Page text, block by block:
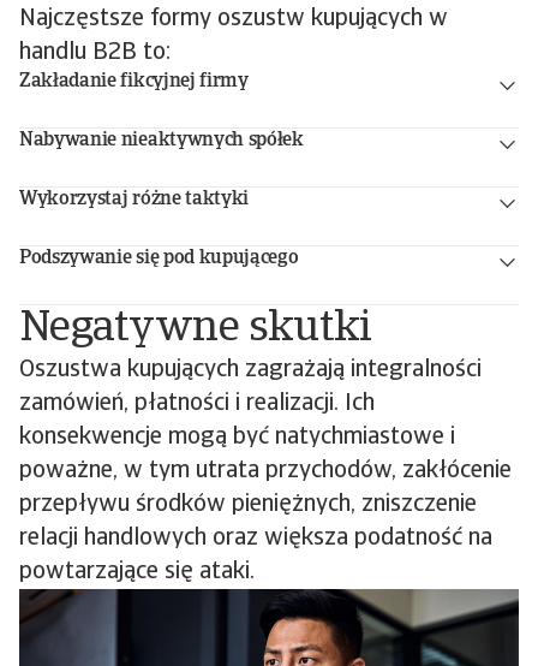
Najczęstsze formy oszustw kupujących w
handlu B2B to:
Zakładanie fikcyjnej firmy
Nabywanie nieaktywnych spółek
Wykorzystaj różne taktyki
Podszywanie się pod kupującego
Negatywne skutki
Oszustwa kupujących zagrażają integralności
zamówień, płatności i realizacji. Ich
konsekwencje mogą być natychmiastowe i
poważne, w tym utrata przychodów, zakłócenie
przepływu środków pieniężnych, zniszczenie
relacji handlowych oraz większa podatność na
powtarzające się ataki.